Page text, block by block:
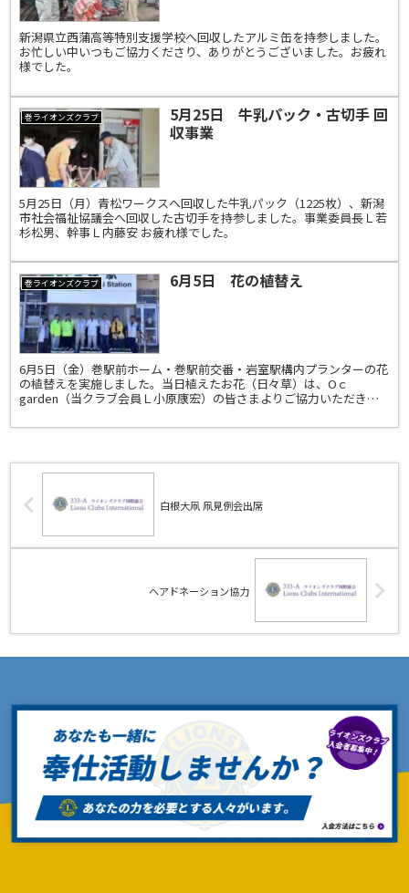
新潟県立西蒲高等特別支援学校へ回収したアルミ缶を持参しました。
お忙しい中いつもご協力くださり、ありがとうございました。お疲れ
様でした。
巻ライオンズクラブ
5月25日 牛乳パック・古切手 回
収事業
5月25日（月）青松ワークスへ回収した牛乳パック（1225枚）、新潟
市社会福祉協議会へ回収した古切手を持参しました。事業委員長Ｌ若
杉松男、幹事Ｌ内藤安 お疲れ様でした。
巻ライオンズクラブ 6月5日 花の植替え
6月5日（金）巻駅前ホーム・巻駅前交番・岩室駅構内プランターの花
の植替えを実施しました。当日植えたお花（日々草）は、Oｃ
garden（当クラブ会員Ｌ小原康宏）の皆さまよりご協力いただきま
白根大凧 凧見例会出席
ヘアドネーション協力